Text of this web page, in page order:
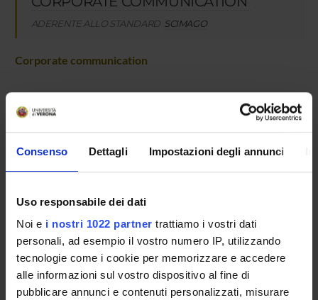
Consenso Dettagli Impostazioni degli annunci
Uso responsabile dei dati
Noi e i nostri 1022 partner trattiamo i vostri dati
personali, ad esempio il vostro numero IP, utilizzando
tecnologie come i cookie per memorizzare e accedere
alle informazioni sul vostro dispositivo al fine di
pubblicare annunci e contenuti personalizzati, misurare
ADERENTE ALLO STANDARD SCIMAGO
Corporate communication
DOTTORATI DI RICERCA
STRUTTURE
CENTRI E LABORATORI